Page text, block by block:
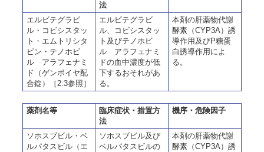
法
エルビテグラビ
ル・コビシスタッ
ト・エムトリシタ
ビン・テノホビ
ル アラフェナミ
ド（ゲンボイヤ配
合錠）［2.3参照］
エルビテグラビ
ル、コビシスタッ
ト及びテノホビ
ル アラフェナミ
ドの血中濃度が低
下するおそれがあ
る。
本剤の肝薬物代謝
酵素（CYP3A）誘
導作用及びP糖蛋
白誘導作用によ
る。
薬剤名等
臨床症状・措置方
法
機序・危険因子
ソホスブビル・ベ
ルパタスビル（エ
ソホスブビル及び
ベルパタスビルの
本剤の肝薬物代謝
酵素（CYP3A）誘